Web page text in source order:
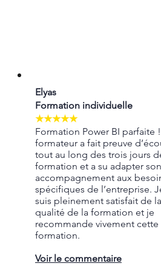
Elyas
Formation individuelle
★★★★★
Formation Power BI parfaite
formateur a fait preuve
tout au long des trois jours
formation et a su adapter son
accompagnement aux
spécifiques de l’entreprise.
suis pleinement satisfait de la
qualité de la formation et je
recommande vivement cette
formation.
Voir le commentaire